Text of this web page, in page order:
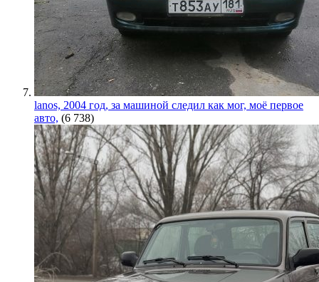
lanos, 2004 год, за машиной следил как мог, моё первое
авто, (6 738)